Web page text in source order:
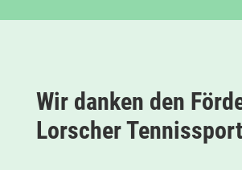
Wir danken den
Lorscher